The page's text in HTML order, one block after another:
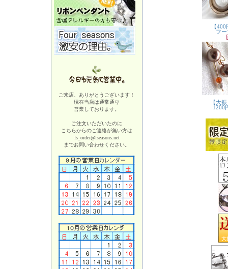
ご来店、ありがとうございます！
現在当店は通常通り
営業しております。
ご注文いただいたのに
こちらからのご連絡が無い方は
fs_order@fseasons.net
までお問い合わせください。